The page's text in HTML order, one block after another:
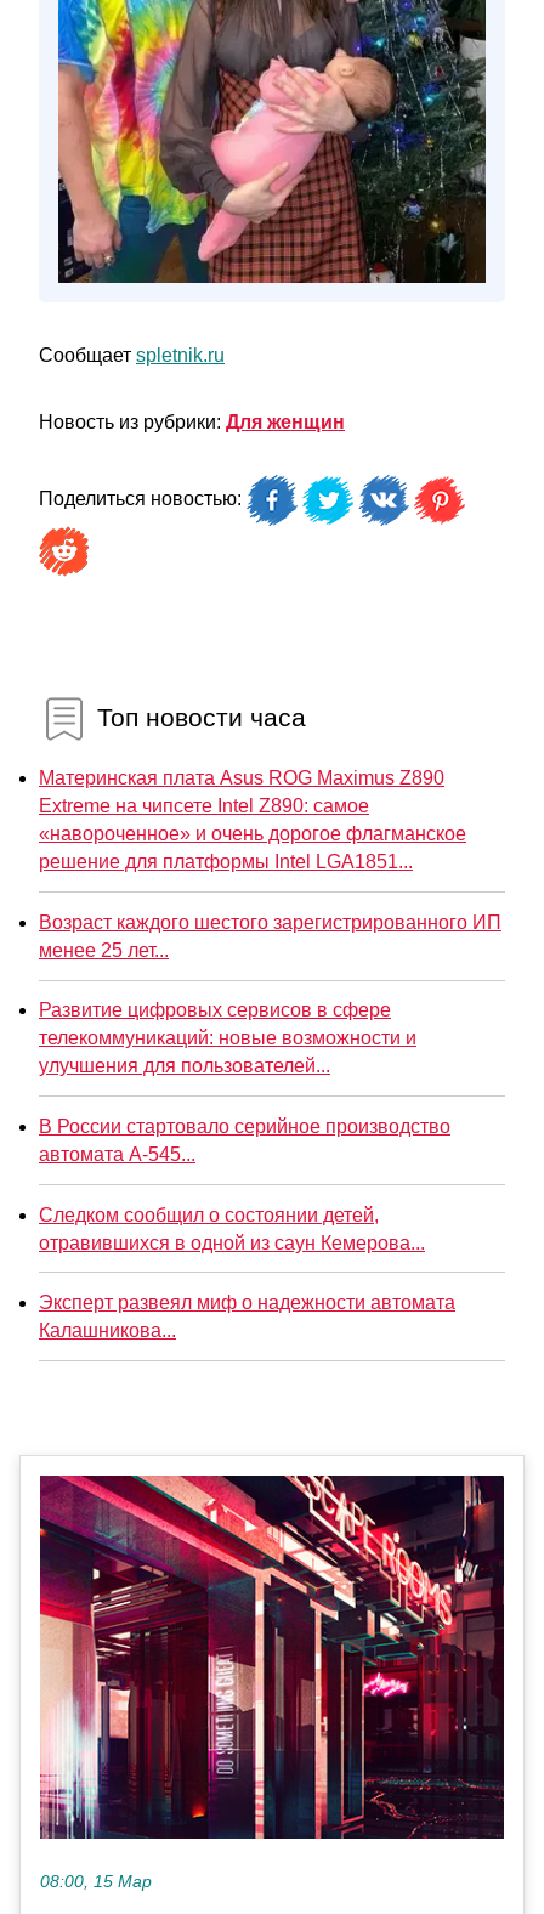
Сообщает spletnik.ru
Новость из рубрики: Для женщин
Поделиться новостью:
Топ новости часа
Материнская плата Asus ROG Maximus Z890
Extreme на чипсете Intel Z890: самое
«навороченное» и очень дорогое флагманское
решение для платформы Intel LGA1851...
Возраст каждого шестого зарегистрированного ИП
менее 25 лет...
Развитие цифровых сервисов в сфере
телекоммуникаций: новые возможности и
улучшения для пользователей...
В России стартовало серийное производство
автомата А-545...
Следком сообщил о состоянии детей,
отравившихся в одной из саун Кемерова...
Эксперт развеял миф о надежности автомата
Калашникова...
08:00, 15 Мар